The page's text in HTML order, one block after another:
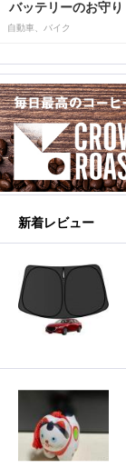
バッテリーのお守り
自動車、バイク
新着レビュー